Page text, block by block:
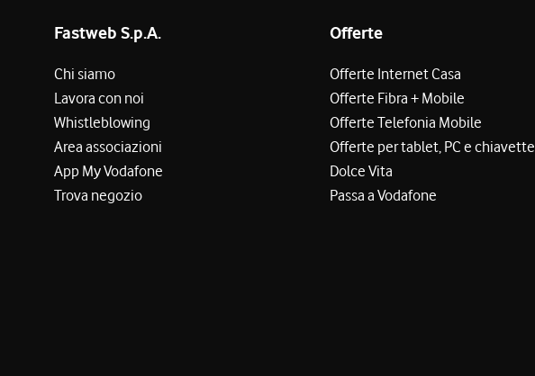
Fastweb S.p.A.
Chi siamo
Lavora con noi
Whistleblowing
Area associazioni
App My Vodafone
Trova negozio
Offerte
Offerte Internet Casa
Offerte Fibra + Mobile
Offerte Telefonia Mobile
Offerte per tablet, PC e chiavette
Dolce Vita
Passa a Vodafone